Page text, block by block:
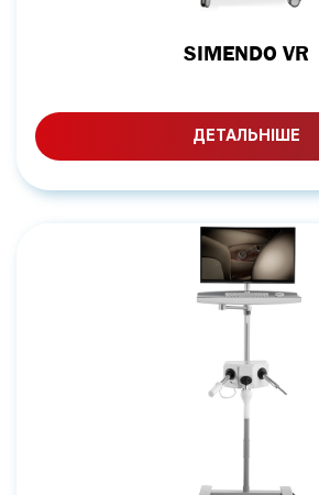
SIMENDO VR
ДЕТАЛЬНІШЕ